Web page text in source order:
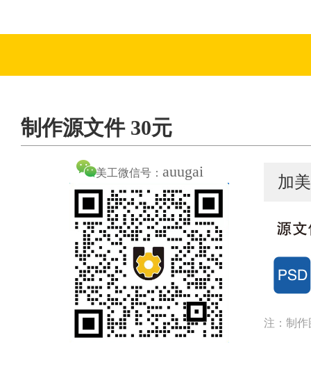
制作源文件 30元
美工微信号： auugai
加
注：制作